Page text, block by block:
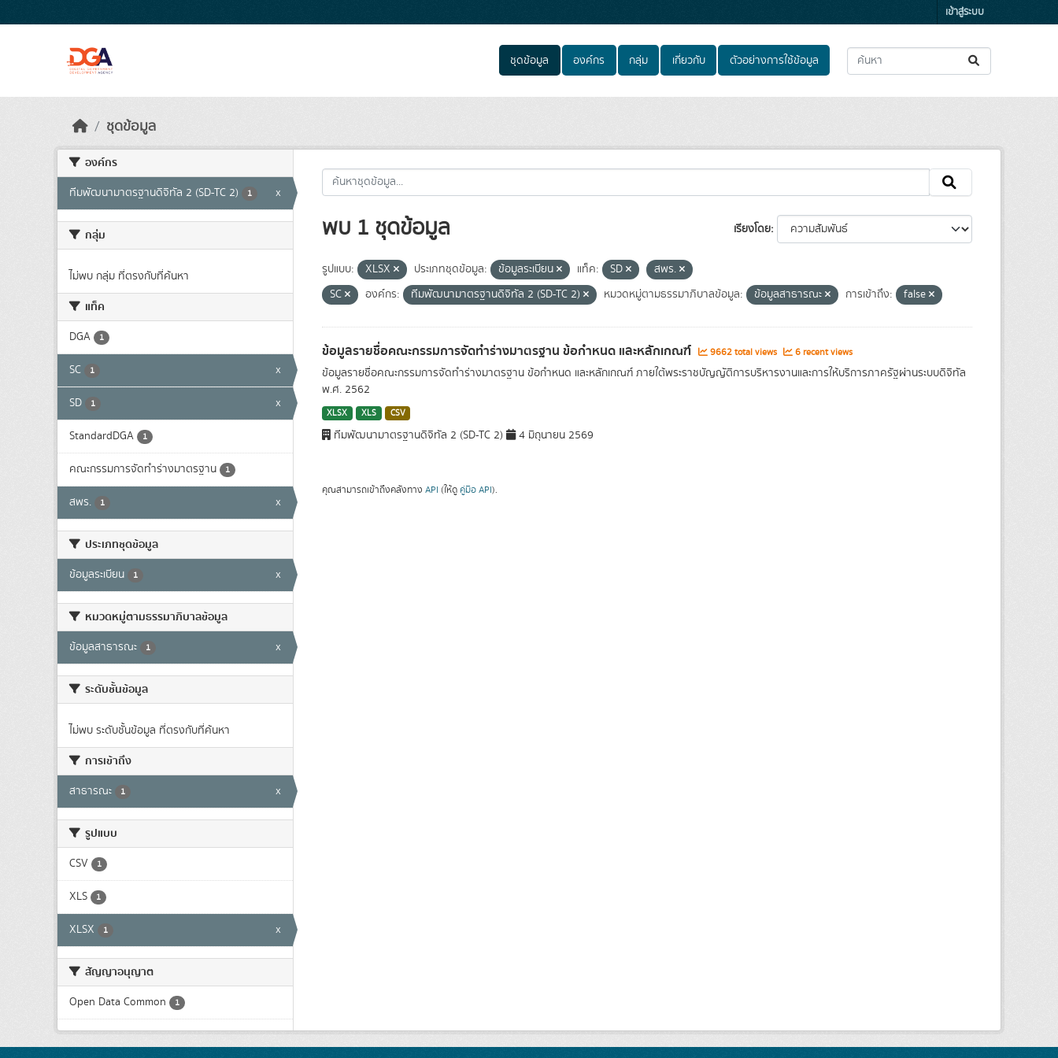
เข้าสู่ระบบ
ชุดข้อมูล องค์กร กลุ่ม เกี่ยวกับ ตัวอย่างการใช้ข้อมูล
ชุดข้อมูล
องค์กร
ทีมพัฒนามาตรฐานดิจิทัล 2 (SD-TC 2) 1 x
กลุ่ม
ไม่พบ กลุ่ม ที่ตรงกับที่ค้นหา
แท็ค
DGA 1
SC 1 x
SD 1 x
StandardDGA 1
คณะกรรมการจัดทำร่างมาตรฐาน 1
สพร. 1 x
ประเภทชุดข้อมูล
ข้อมูลระเบียน 1 x
หมวดหมู่ตามธรรมาภิบาลข้อมูล
ข้อมูลสาธารณะ 1 x
ระดับชั้นข้อมูล
ไม่พบ ระดับชั้นข้อมูล ที่ตรงกับที่ค้นหา
การเข้าถึง
สาธารณะ 1 x
รูปแบบ
CSV 1
XLS 1
XLSX 1 x
สัญญาอนุญาต
Open Data Common 1
เรียงโดย
พบ 1 ชุดข้อมูล
รูปแบบ: XLSX ประเภทชุดข้อมูล: ข้อมูลระเบียน แท็ค: SD
สพร.
SC
องค์กร: ทีมพัฒนามาตรฐานดิจิทัล 2 (SD-TC 2) หมวดหมู่ตามธรรมาภิบาลข้อมูล: ข้อมูลสาธารณะ การเข้าถึง: false
ข้อมูลรายชื่อคณะกรรมการจัดทำร่างมาตรฐาน ข้อกำหนด และหลักเกณฑ์ 9662 total views 6 recent views
ข้อมูลรายชื่อคณะกรรมการจัดทำร่างมาตรฐาน ข้อกำหนด และหลักเกณฑ์ ภายใต้พระราชบัญญัติการบริหารงานและการให้บริการภาครัฐผ่านระบบดิจิทัล
พ.ศ. 2562
XLSX XLS CSV
ทีมพัฒนามาตรฐานดิจิทัล 2 (SD-TC 2) 4 มิถุนายน 2569
คุณสามารถเข้าถึงคลังทาง API (ให้ดู คู่มือ API).